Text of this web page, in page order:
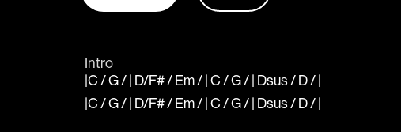
Intro
|C / G / | D/F# / Em / | C / G / | Dsus / D / |
|C / G / | D/F# / Em / | C / G / | Dsus / D / |